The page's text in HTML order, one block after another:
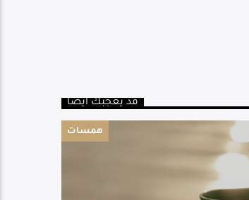
قد يعجبك أيضا
همسات